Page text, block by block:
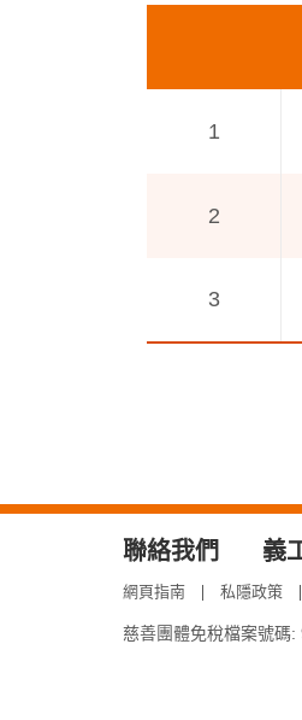
1
2
3
聯絡我們 義
網頁指南 私隱政策
慈善團體免稅檔案號碼: